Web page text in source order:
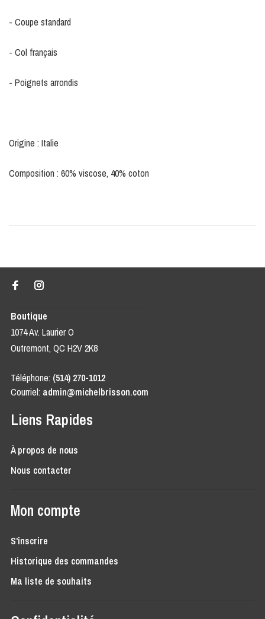
- Coupe standard
- Col français
- Poignets arrondis
Origine : Italie
Composition : 60% viscose, 40% coton
Boutique
1074 Av. Laurier O
Outremont, QC H2V 2K8
Téléphone: (514) 270-1012
Courriel: admin@michelbrisson.com
Liens Rapides
À propos de nous
Nous contacter
Mon compte
S'inscrire
Historique des commandes
Ma liste de souhaits